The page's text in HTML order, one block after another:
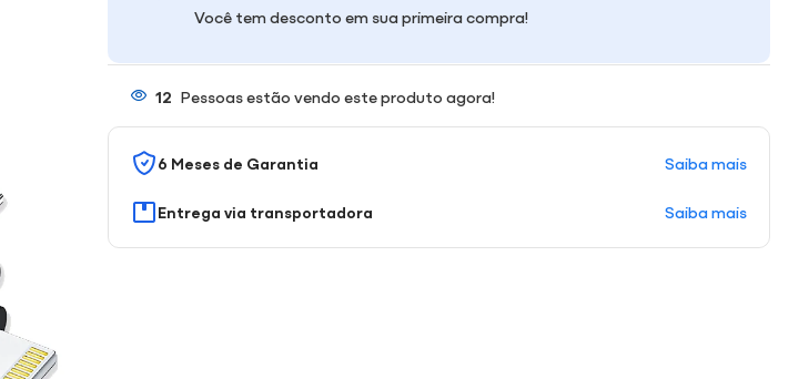
Você tem desconto em sua primeira compra!
12 Pessoas estão vendo este produto agora!
6 Meses de Garantia Saiba mais
Entrega via transportadora Saiba mais